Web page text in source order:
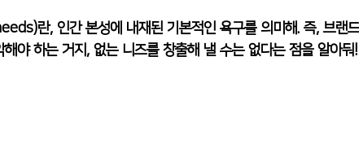
란, 인간 본성에 내재된 기본적인 욕구를 의미해. 즉, 브랜
해야 하는 거지, 없는 니즈를 창출해 낼 수는 없다는 점을 알아둬!